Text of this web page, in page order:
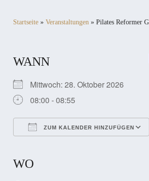
Startseite» Veranstaltungen» Pilates Reformer
WANN
Mittwoch: 28. Oktober 2026
08:00 - 08:55
ZUM KALENDER HINZUFÜGEN
WO